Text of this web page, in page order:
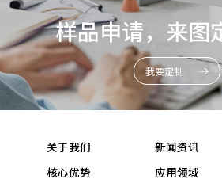
样品申请，来图
我要定制
关于我们 新闻资讯
核心优势
应用领域